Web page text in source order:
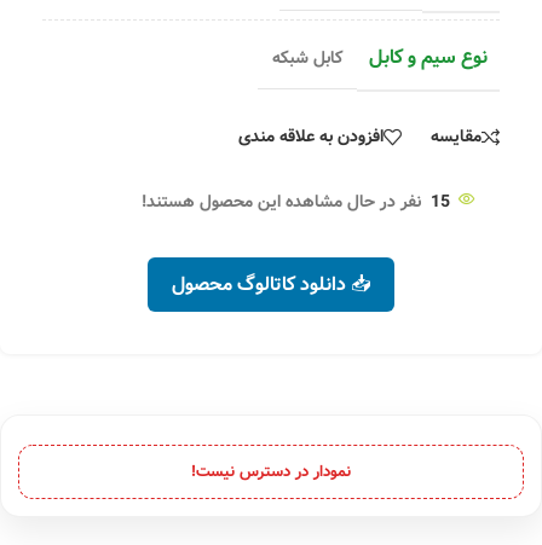
نوع سیم و کابل کابل شبکه
مقایسه افزودن به علاقه مندی
15 نفر در حال مشاهده این محصول هستند!
📥 دانلود کاتالوگ محصول
نمودار در دسترس نیست!